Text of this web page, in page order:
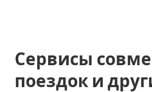
Сервисы
поездок и